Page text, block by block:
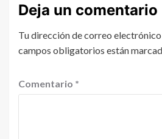
Deja un comentario
Tu dirección de correo electrónico
campos obligatorios están
Comentario *